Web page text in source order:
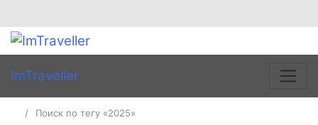
ImTraveller
Поиск по тегу «2025»